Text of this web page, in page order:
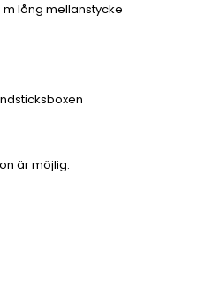
lång mellanstycke
är möjlig.